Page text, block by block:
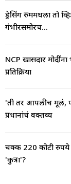
ड्रेसिंग रुममधला तो
गंभीरसमोरच...
NCP खासदार
प्रतिक्रिया
'ती तर आपलीच मूलं,
प्रधानांचं वक्तव्य
चक्क 220 कोटी रुपये
'कुत्रा'?